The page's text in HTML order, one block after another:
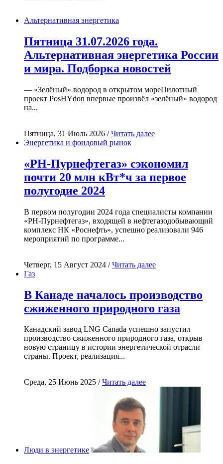
Альтернативная энергетика
Пятница 31.07.2026 года.
Альтернативная энергетика России
и мира. Подборка новостей
— «Зелёный» водород в открытом мореПилотный
проект PosHYdon впервые произвёл «зелёный» водород
на...
Пятница, 31 Июль 2026 /Читать далее
Энергетика и фондовый рынок
«РН-Пурнефтегаз» сэкономил
почти 20 млн кВт*ч за первое
полугодие 2024
В первом полугодии 2024 года специалисты компании
«РН-Пурнефтегаз», входящей в нефтегазодобывающий
комплекс НК «Роснефть», успешно реализовали 946
мероприятий по программе...
Четверг, 15 Август 2024 /Читать далее
Газ
В Канаде началось производство
сжиженного природного газа
Канадский завод LNG Canada успешно запустил
производство сжиженного природного газа, открыв
новую страницу в истории энергетической отрасли
страны. Проект, реализация...
Среда, 25 Июнь 2025 /Читать далее
Люди в энергетике